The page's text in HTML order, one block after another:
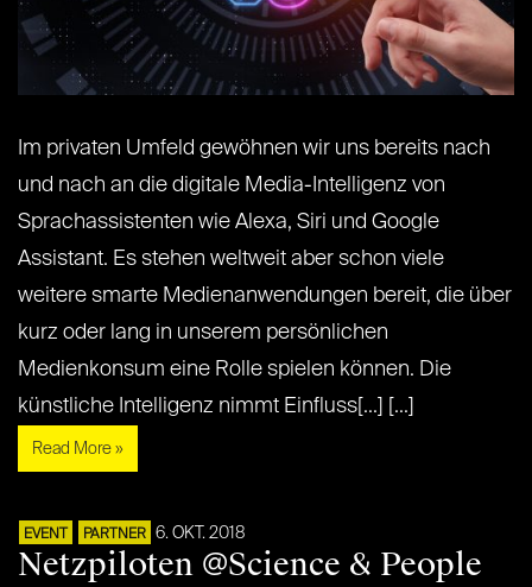
Im privaten Umfeld gewöhnen wir uns bereits nach
und nach an die digitale Media-Intelligenz von
Sprachassistenten wie Alexa, Siri und Google
Assistant. Es stehen weltweit aber schon viele
weitere smarte Medienanwendungen bereit, die über
kurz oder lang in unserem persönlichen
Medienkonsum eine Rolle spielen können. Die
künstliche Intelligenz nimmt Einfluss[...] [...]
Read More »
EVENT PARTNER 6. OKT. 2018
Netzpiloten @Science & People